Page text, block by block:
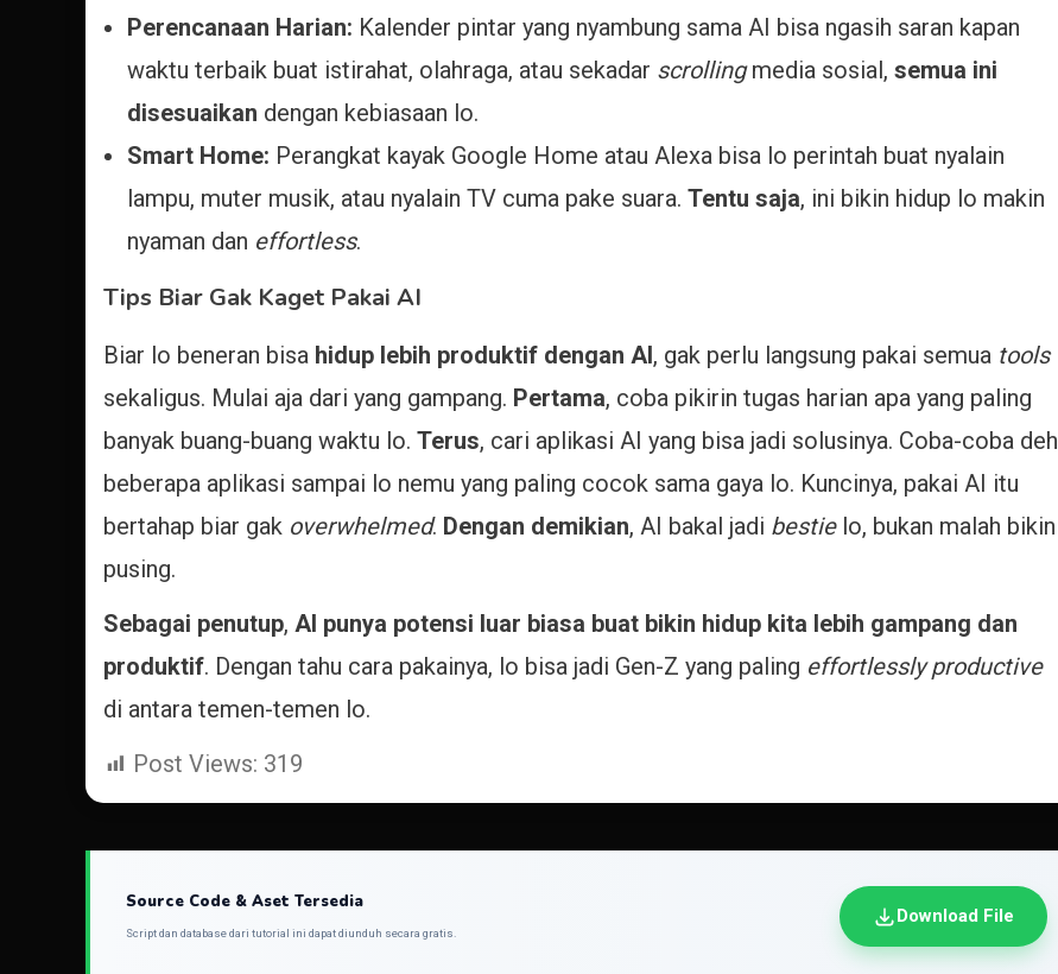
Perencanaan Harian: Kalender pintar yang nyambung sama AI bisa ngasih saran kapan
waktu terbaik buat istirahat, olahraga, atau sekadar scrollingmedia sosial, semua ini
disesuaikan dengan kebiasaan lo.
Smart Home: Perangkat kayak Google Home atau Alexa bisa lo perintah buat nyalain
lampu, muter musik, atau nyalain TV cuma pake suara. Tentu saja, ini bikin hidup lo makin
nyaman dan effortless.
Tips Biar Gak Kaget Pakai AI
Biar lo beneran bisa hidup lebih produktif dengan AI, gak perlu langsung pakai semua tools
sekaligus. Mulai aja dari yang gampang. Pertama, coba pikirin tugas harian apa yang paling
banyak buang-buang waktu lo. Terus, cari aplikasi AI yang bisa jadi solusinya. Coba-coba deh
beberapa aplikasi sampai lo nemu yang paling cocok sama gaya lo. Kuncinya, pakai AI itu
bertahap biar gak overwhelmed. Dengan demikian, AI bakal jadi bestielo, bukan malah bikin
pusing.
Sebagai penutup, AI punya potensi luar biasa buat bikin hidup kita lebih gampang dan
produktif. Dengan tahu cara pakainya, lo bisa jadi Gen-Z yang paling effortlessly productive
di antara temen-temen lo.
Post Views: 319
Source Code & Aset Tersedia
Script dan database dari tutorial ini dapat diunduh secara gratis.
Download File